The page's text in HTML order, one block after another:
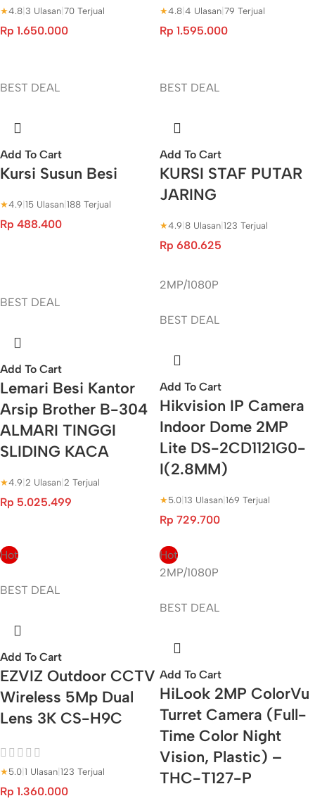
★4.8 3 Ulasan 70 Terjual
Rp 1.650.000
★4.8 4 Ulasan 79 Terjual
Rp 1.595.000
BEST DEAL
Add To Cart
Kursi Susun Besi
★4.9 15 Ulasan 188 Terjual
Rp 488.400
BEST DEAL
Add To Cart
KURSI STAF PUTAR
JARING
★4.9 8 Ulasan 123 Terjual
Rp 680.625
BEST DEAL
Add To Cart
Lemari Besi Kantor
Arsip Brother B-304
ALMARI TINGGI
SLIDING KACA
★4.9 2 Ulasan 2 Terjual
Rp 5.025.499
2MP/1080P
BEST DEAL
Add To Cart
Hikvision IP Camera
Indoor Dome 2MP
Lite DS-2CD1121G0-
I(2.8MM)
★5.0 13 Ulasan 169 Terjual
Rp 729.700
Hot
BEST DEAL
Add To Cart
EZVIZ Outdoor CCTV
Wireless 5Mp Dual
Lens 3K CS-H9C
★5.0 1 Ulasan 123 Terjual
Rp 1.360.000
Hot
2MP/1080P
BEST DEAL
Add To Cart
HiLook 2MP ColorVu
Turret Camera (Full-
Time Color Night
Vision, Plastic) –
THC-T127-P